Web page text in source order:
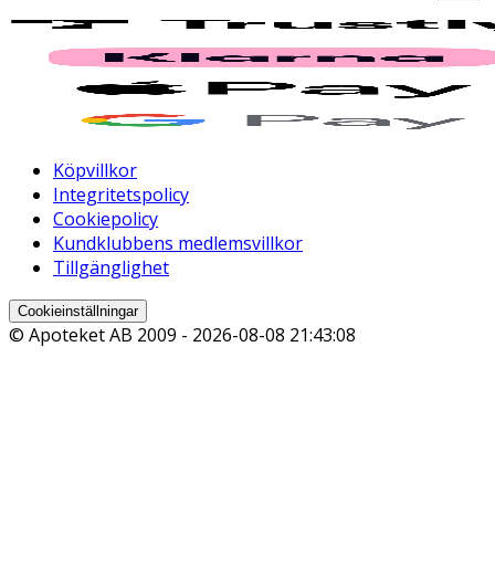
Köpvillkor
Integritetspolicy
Cookiepolicy
Kundklubbens medlemsvillkor
Tillgänglighet
Cookieinställningar
© Apoteket AB 2009 - 2026-08-08 21:43:08